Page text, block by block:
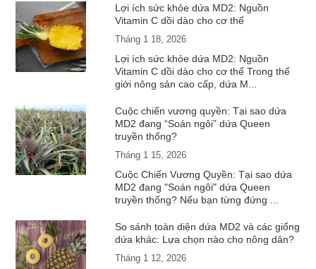
Lợi ích sức khỏe dứa MD2: Nguồn
Vitamin C dồi dào cho cơ thể
Tháng 1 18, 2026
Lợi ích sức khỏe dứa MD2: Nguồn
Vitamin C dồi dào cho cơ thể Trong thế
giới nông sản cao cấp, dứa M...
Cuộc chiến vương quyền: Tại sao dứa
MD2 đang “Soán ngôi” dứa Queen
truyền thống?
Tháng 1 15, 2026
Cuộc Chiến Vương Quyền: Tại sao dứa
MD2 đang "Soán ngôi" dứa Queen
truyền thống? Nếu bạn từng đứng ...
So sánh toàn diện dứa MD2 và các giống
dứa khác: Lựa chọn nào cho nông dân?
Tháng 1 12, 2026